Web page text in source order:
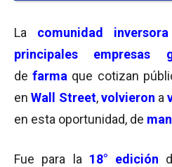
La comunidad
principales empresas
defarma que cotizan
enWall Street, volvieron a
en esta oportunidad, de
Fue para la 18° edición